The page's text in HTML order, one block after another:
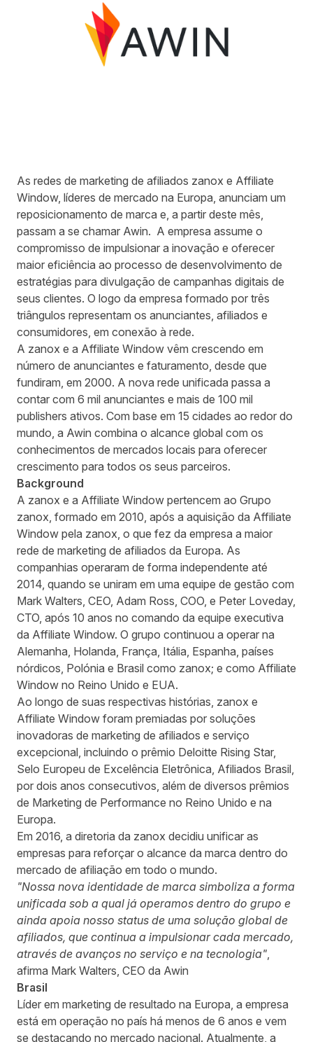
As redes de marketing de afiliados zanox e Affiliate
Window, líderes de mercado na Europa, anunciam um
reposicionamento de marca e, a partir deste mês,
passam a se chamar Awin. A empresa assume o
compromisso de impulsionar a inovação e oferecer
maior eficiência ao processo de desenvolvimento de
estratégias para divulgação de campanhas digitais de
seus clientes. O logo da empresa formado por três
triângulos representam os anunciantes, afiliados e
consumidores, em conexão à rede.
A zanox e a Affiliate Window vêm crescendo em
número de anunciantes e faturamento, desde que
fundiram, em 2000. A nova rede unificada passa a
contar com 6 mil anunciantes e mais de 100 mil
publishers ativos. Com base em 15 cidades ao redor do
mundo, a Awin combina o alcance global com os
conhecimentos de mercados locais para oferecer
crescimento para todos os seus parceiros.
Background
A zanox e a Affiliate Window pertencem ao Grupo
zanox, formado em 2010, após a aquisição da Affiliate
Window pela zanox, o que fez da empresa a maior
rede de marketing de afiliados da Europa. As
companhias operaram de forma independente até
2014, quando se uniram em uma equipe de gestão com
Mark Walters, CEO, Adam Ross, COO, e Peter Loveday,
CTO, após 10 anos no comando da equipe executiva
da Affiliate Window. O grupo continuou a operar na
Alemanha, Holanda, França, Itália, Espanha, países
nórdicos, Polónia e Brasil como zanox; e como Affiliate
Window no Reino Unido e EUA.
Ao longo de suas respectivas histórias, zanox e
Affiliate Window foram premiadas por soluções
inovadoras de marketing de afiliados e serviço
excepcional, incluindo o prêmio Deloitte Rising Star,
Selo Europeu de Excelência Eletrônica, Afiliados Brasil,
por dois anos consecutivos, além de diversos prêmios
de Marketing de Performance no Reino Unido e na
Europa.
Em 2016, a diretoria da zanox decidiu unificar as
empresas para reforçar o alcance da marca dentro do
mercado de afiliação em todo o mundo.
"Nossa nova identidade de marca simboliza a forma
unificada sob a qual já operamos dentro do grupo e
ainda apoia nosso status de uma solução global de
afiliados, que continua a impulsionar cada mercado,
através de avanços no serviço e na tecnologia",
afirma Mark Walters, CEO da Awin
Brasil
Líder em marketing de resultado na Europa, a empresa
está em operação no país há menos de 6 anos e vem
se destacando no mercado nacional. Atualmente, a